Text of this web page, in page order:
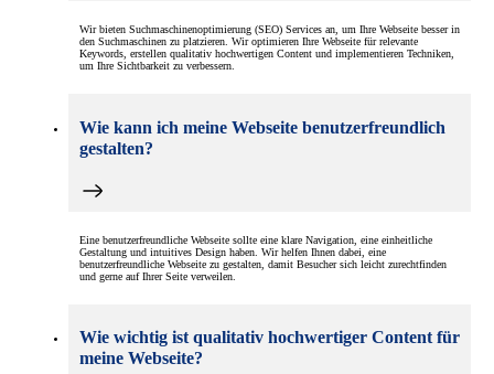
Wir bieten Suchmaschinenoptimierung (SEO) Services an, um Ihre Webseite besser in
den Suchmaschinen zu platzieren. Wir optimieren Ihre Webseite für relevante
Keywords, erstellen qualitativ hochwertigen Content und implementieren Techniken,
um Ihre Sichtbarkeit zu verbessern.
Wie kann ich meine Webseite benutzerfreundlich
gestalten?
Eine benutzerfreundliche Webseite sollte eine klare Navigation, eine einheitliche
Gestaltung und intuitives Design haben. Wir helfen Ihnen dabei, eine
benutzerfreundliche Webseite zu gestalten, damit Besucher sich leicht zurechtfinden
und gerne auf Ihrer Seite verweilen.
Wie wichtig ist qualitativ hochwertiger Content für
meine Webseite?